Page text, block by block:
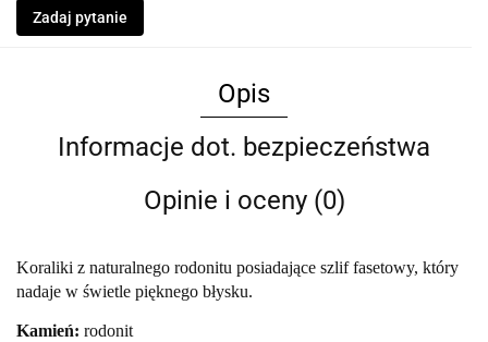
Zadaj pytanie
Opis
Informacje dot. bezpieczeństwa
Opinie i oceny (0)
Koraliki z naturalnego rodonitu posiadające szlif fasetowy, który
nadaje w świetle pięknego błysku.
Kamień: rodonit